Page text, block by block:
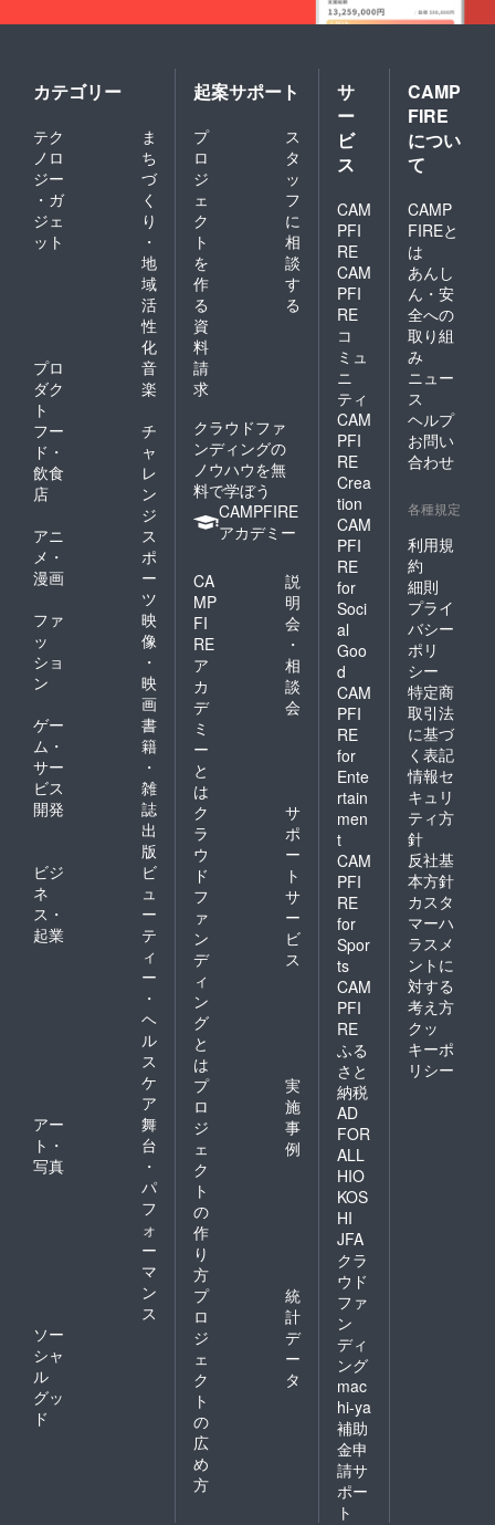
カテゴリー
テク
ノロ
ジー
・ガ
ジェ
ット
ま
ち
づ
く
り
・
地
域
活
性
化
プロ
ダク
ト
音
楽
フー
ド・
飲食
店
チ
ャ
レ
ン
ジ
アニ
メ・
漫画
ス
ポ
ー
ツ
ファ
ッ
ショ
ン
映
像
・
映
画
ゲー
ム・
サー
ビス
開発
書
籍
・
雑
誌
出
版
ビジ
ネ
ス・
起業
ビ
ュ
ー
テ
ィ
ー
・
ヘ
ル
ス
ケ
ア
アー
ト・
写真
舞
台
・
パ
フ
ォ
ー
マ
ン
ス
ソー
シャ
ル
グッ
ド
起案サポート
プ
ロ
ジ
ェ
ク
ト
を
作
る
ス
タ
ッ
フ
に
相
談
す
る
資
料
請
求
クラウドファ
ンディングの
ノウハウを無
料で学ぼう
CAMPFIRE
アカデミー
CA
MP
FI
RE
ア
カ
デ
ミ
ー
と
は
説
明
会
・
相
談
会
ク
ラ
ウ
ド
フ
ァ
ン
デ
ィ
ン
グ
と
は
サ
ポ
ー
ト
サ
ー
ビ
ス
プ
ロ
ジ
ェ
ク
ト
の
作
り
方
実
施
事
例
プ
ロ
ジ
ェ
ク
ト
の
広
め
方
統
計
デ
ー
タ
サ
ー
ビ
ス
CAM
PFI
RE
CAM
PFI
RE
コ
ミュ
ニ
ティ
CAM
PFI
RE
Crea
tion
CAM
PFI
RE
for
Soci
al
Goo
d
CAM
PFI
RE
for
Ente
rtain
men
t
CAM
PFI
RE
for
Spor
ts
CAM
PFI
RE
ふる
さと
納税
AD
FOR
ALL
HIO
KOS
HI
JFA
クラ
ウド
ファ
ン
ディ
ング
mac
hi-ya
補助
金申
請サ
ポー
ト
CAMP
FIRE
につい
て
CAMP
FIREと
は
あんし
ん・安
全への
取り組
み
ニュー
ス
ヘルプ
お問い
合わせ
各種規定
利用規
約
細則
プライ
バシー
ポリ
シー
特定商
取引法
に基づ
く表記
情報セ
キュリ
ティ方
針
反社基
本方針
カスタ
マーハ
ラスメ
ントに
対する
考え方
クッ
キーポ
リシー